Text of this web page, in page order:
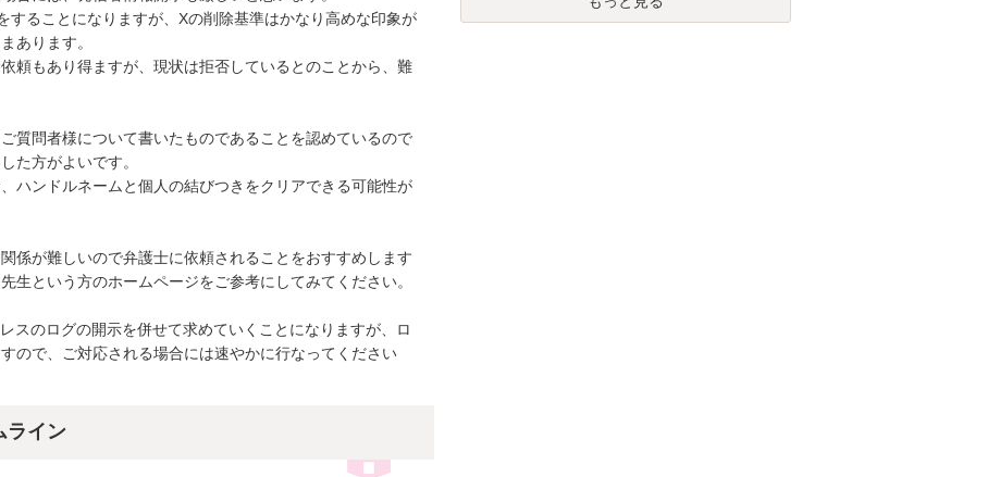
ることになりますが、Xの削除基準はかなり高めな印象が
あります。
頼もあり得ますが、現状は拒否しているとのことから、難
質問者様について書いたものであることを認めているので
た方がよいです。
ハンドルネームと個人の結びつきをクリアできる可能性が
係が難しいので弁護士に依頼されることをおすすめします
生という方のホームページをご参考にしてみてください。
スのログの開示を併せて求めていくことになりますが、ロ
ので、ご対応される場合には速やかに行なってください
ライン